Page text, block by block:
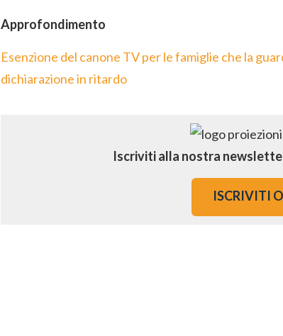
Approfondimento
Esenzione del canone TV per le famiglie che la
dichiarazione in ritardo
Iscriviti alla nostra
ISCRIVITI